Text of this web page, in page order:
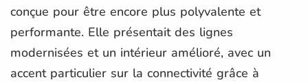
conçue pour être encore plus polyvalente et
performante. Elle présentait des lignes
modernisées et un intérieur amélioré, avec un
accent particulier sur la connectivité grâce à